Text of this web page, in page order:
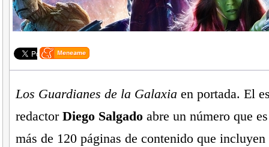
Los Guardianes de la Galaxia en portada. El
redactor Diego Salgadoabre un número que
más de 120 páginas de contenido que